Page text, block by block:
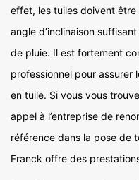
effet, les tuiles doivent
angle d’inclinaison
de pluie. Il est fortement
professionnel pour
en tuile. Si vous vous
appel à l’entreprise de
référence dans la pose de
Franck offre des